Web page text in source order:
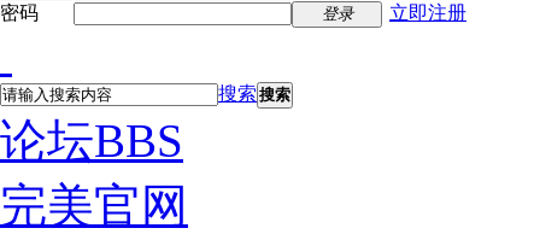
密码
登录 立即注册
搜索 搜索
论坛BBS
完美官网